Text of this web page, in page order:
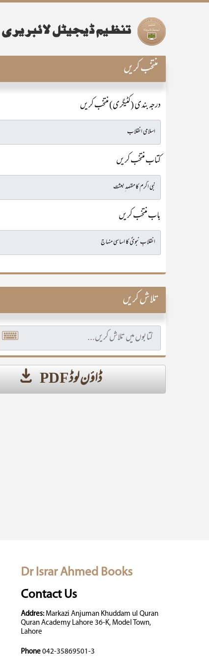
منتخب کریں
درجہ بندی (کٹیگری) منتخب کریں
کتاب منتخب کریں
باب منتخب کریں
تلاش کریں
ڈاؤن لوڈ PDF
Dr Israr Ahmed Books
Contact Us
Addres:Markazi Anjuman Khuddam ul Quran
Quran Academy Lahore 36-K, Model Town,
Lahore
Phone 042-35869501-3